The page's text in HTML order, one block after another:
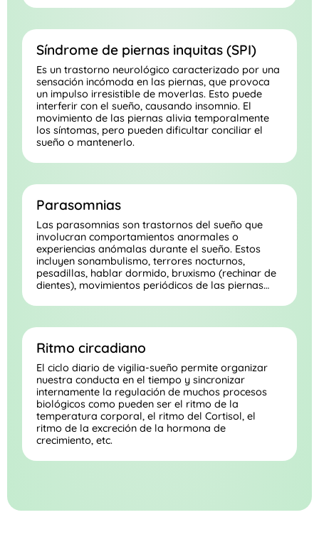
Síndrome de piernas inquitas (SPI)
Es un trastorno neurológico caracterizado por una
sensación incómoda en las piernas, que provoca
un impulso irresistible de moverlas. Esto puede
interferir con el sueño, causando insomnio. El
movimiento de las piernas alivia temporalmente
los síntomas, pero pueden dificultar conciliar el
sueño o mantenerlo.
Parasomnias
Las parasomnias son trastornos del sueño que
involucran comportamientos anormales o
experiencias anómalas durante el sueño. Estos
incluyen sonambulismo, terrores nocturnos,
pesadillas, hablar dormido, bruxismo (rechinar de
dientes), movimientos periódicos de las piernas…
Ritmo circadiano
El ciclo diario de vigilia-sueño permite organizar
nuestra conducta en el tiempo y sincronizar
internamente la regulación de muchos procesos
biológicos como pueden ser el ritmo de la
temperatura corporal, el ritmo del Cortisol, el
ritmo de la excreción de la hormona de
crecimiento, etc.